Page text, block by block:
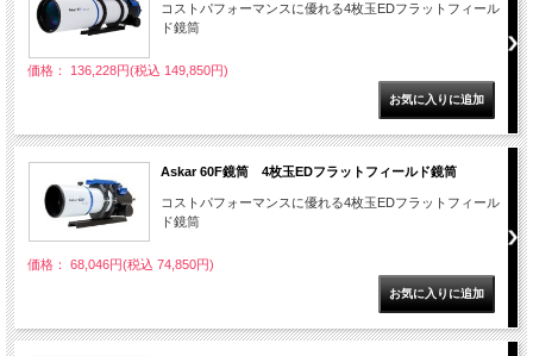
コストパフォーマンスに優れる4枚玉EDフラットフィール
ド鏡筒
価格： 136,228円(税込 149,850円)
Askar 60F鏡筒 4枚玉EDフラットフィールド鏡筒
コストパフォーマンスに優れる4枚玉EDフラットフィール
ド鏡筒
価格： 68,046円(税込 74,850円)